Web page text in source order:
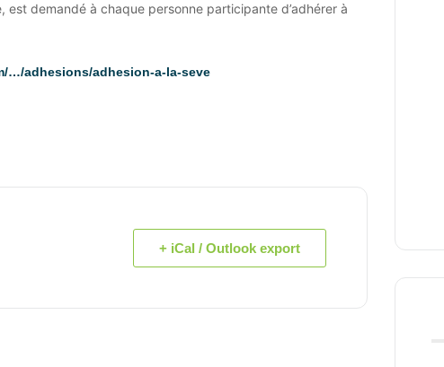
est demandé à chaque personne participante d’adhérer à
…/adhesions/adhesion-a-la-seve
+ iCal / Outlook export